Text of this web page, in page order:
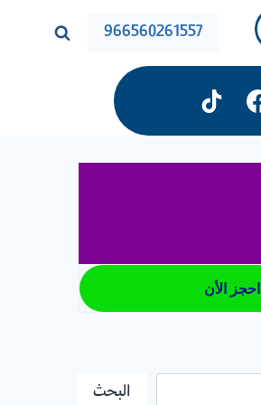
966560261557
احجز الأن
البحث